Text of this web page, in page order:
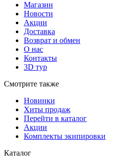
Магазин
Новости
Акции
Доставка
Возврат и обмен
О нас
Контакты
3D тур
Смотрите также
Новинки
Хиты продаж
Перейти в каталог
Акции
Комплекты экипировки
Каталог